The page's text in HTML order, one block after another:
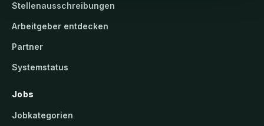
Stellenausschreibungen
Arbeitgeber entdecken
Partner
Systemstatus
Jobs
Jobkategorien